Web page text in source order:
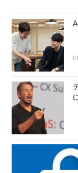
初からオンになって
（4） こちらは、
態に移行するための
いので、休止前のス
れになると、システ
■この記事と関連
Windows
（TIPS）
電源ボタ
7／XP編）